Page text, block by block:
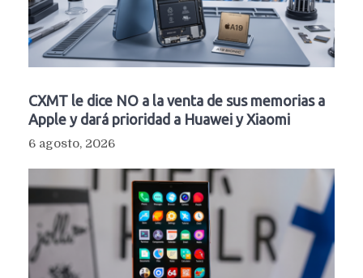
CXMT le dice NO a la venta de sus memorias a
Apple y dará prioridad a Huawei y Xiaomi
6 agosto, 2026